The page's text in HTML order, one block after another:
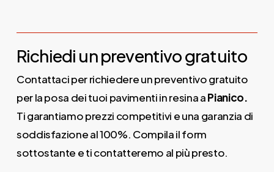
Richiedi un preventivo gratuito
Contattaci per richiedere un preventivo gratuito
per la posa dei tuoi pavimenti in resina aPianico.
Ti garantiamo prezzi competitivi e una garanzia di
soddisfazione al 100%. Compila il form
sottostante e ti contatteremo al più presto.